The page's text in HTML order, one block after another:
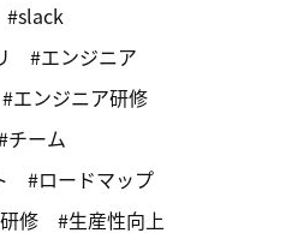
slack
エンジニア
エンジニア研修
チーム
ロードマップ
修
生産性向上